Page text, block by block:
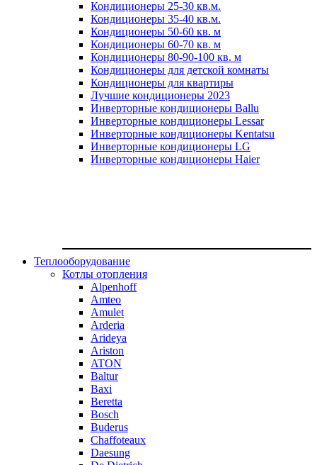
Кондиционеры 25-30 кв.м.
Кондиционеры 35-40 кв.м.
Кондиционеры 50-60 кв. м
Кондиционеры 60-70 кв. м
Кондиционеры 80-90-100 кв. м
Кондиционеры для детской комнаты
Кондиционеры для квартиры
Лучшие кондиционеры 2023
Инверторные кондиционеры Ballu
Инверторные кондиционеры Lessar
Инверторные кондиционеры Kentatsu
Инверторные кондиционеры LG
Инверторные кондиционеры Haier
Теплооборудование
Котлы отопления
Alpenhoff
Amteo
Amulet
Arderia
Arideya
Ariston
ATON
Baltur
Baxi
Beretta
Bosch
Buderus
Chaffoteaux
Daesung